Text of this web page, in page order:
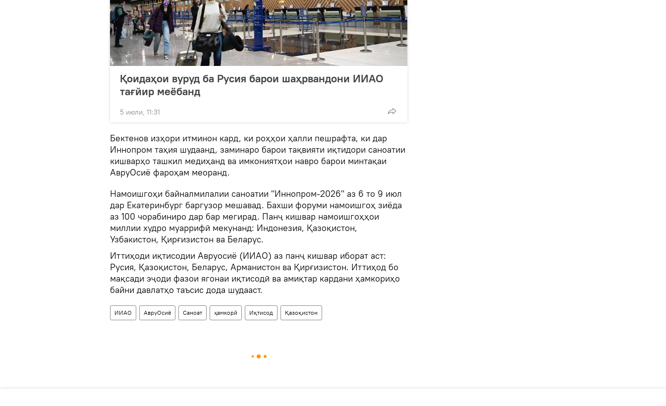
Қоидаҳои вуруд ба Русия барои шаҳрвандони ИИАО
тағйир меёбанд
5 июли, 11:31
Бектенов изҳори итминон кард, ки роҳҳои ҳалли пешрафта, ки дар
Иннопром таҳия шудаанд, заминаро барои тақвияти иқтидори саноатии
кишварҳо ташкил медиҳанд ва имкониятҳои навро барои минтақаи
АвруОсиё фароҳам меоранд.
Намоишгоҳи байналмилалии саноатии "Иннопром-2026" аз 6 то 9 июл
дар Екатеринбург баргузор мешавад. Бахши форуми намоишгоҳ зиёда
аз 100 чорабиниро дар бар мегирад. Панҷ кишвар намоишгоҳҳои
миллии худро муаррифӣ мекунанд: Индонезия, Қазоқистон,
Узбакистон, Қирғизистон ва Беларус.
Иттиҳоди иқтисодии Авруосиё (ИИАО) аз панҷ кишвар иборат аст:
Русия, Қазоқистон, Беларус, Арманистон ва Қирғизистон. Иттиҳод бо
мақсади эҷоди фазои ягонаи иқтисодӣ ва амиқтар кардани ҳамкориҳо
байни давлатҳо таъсис дода шудааст.
ИИАО АвруОсиё Саноат ҳамкорӣ Иқтисод Қазоқистон